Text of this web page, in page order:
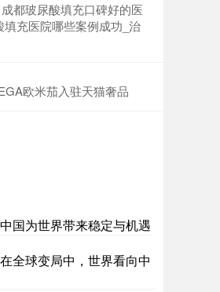
都玻尿酸填充口碑好的医
充医院哪些案例成功_治
欧米茄入驻天猫奢品
国为世界带来稳定与机遇
全球变局中，世界看向中